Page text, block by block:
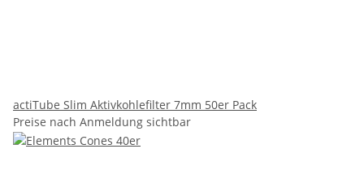
actiTube Slim Aktivkohlefilter 7mm 50er Pack
Preise nach Anmeldung sichtbar